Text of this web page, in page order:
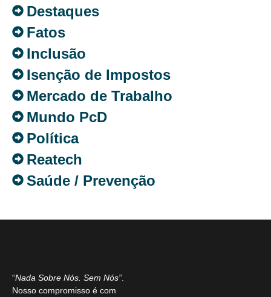
Destaques
Fatos
Inclusão
Isenção de Impostos
Mercado de Trabalho
Mundo PcD
Política
Reatech
Saúde / Prevenção
“Nada Sobre Nós. Sem Nós”
Nosso compromisso é com